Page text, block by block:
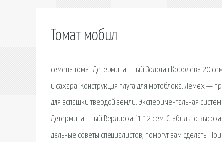
Томат мобил
семена томат Детерминантный Золотая Королева 20
и сахара. Конструкция плуга для мотоблока. Лемех —
для вспашки твердой земли. Экспериментальная
Детерминантный Верлиока f1 12 сем. Стабильно
дельные советы специалистов, помогут вам сделать.